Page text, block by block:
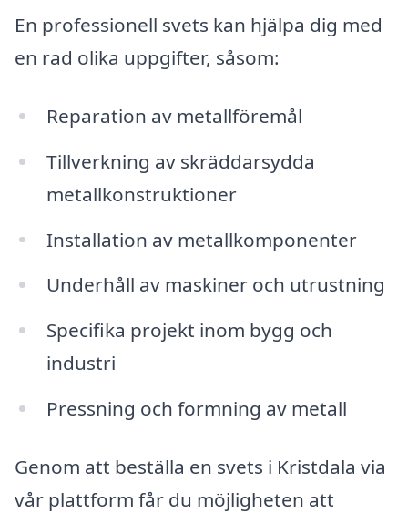
En professionell svets kan hjälpa dig med
en rad olika uppgifter, såsom:
Reparation av metallföremål
Tillverkning av skräddarsydda
metallkonstruktioner
Installation av metallkomponenter
Underhåll av maskiner och utrustning
Specifika projekt inom bygg och
industri
Pressning och formning av metall
Genom att beställa en svets i Kristdala via
vår plattform får du möjligheten att